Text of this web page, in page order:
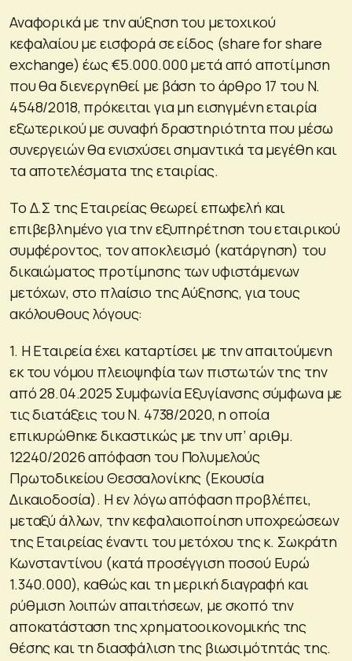
Αναφορικά με την αύξηση του μετοχικού
κεφαλαίου με εισφορά σε είδος (share for share
exchange) έως €5.000.000 μετά από αποτίμηση
που θα διενεργηθεί με βάση το άρθρο 17 του Ν.
4548/2018, πρόκειται για μη εισηγμένη εταιρία
εξωτερικού με συναφή δραστηριότητα που μέσω
συνεργειών θα ενισχύσει σημαντικά τα μεγέθη και
τα αποτελέσματα της εταιρίας.
Το Δ.Σ της Εταιρείας θεωρεί επωφελή και
επιβεβλημένο για την εξυπηρέτηση του εταιρικού
συμφέροντος, τον αποκλεισμό (κατάργηση) του
δικαιώματος προτίμησης των υφιστάμενων
μετόχων, στο πλαίσιο της Αύξησης, για τους
ακόλουθους λόγους:
1. Η Εταιρεία έχει καταρτίσει με την απαιτούμενη
εκ του νόμου πλειοψηφία των πιστωτών της την
από 28.04.2025 Συμφωνία Εξυγίανσης σύμφωνα με
τις διατάξεις του Ν. 4738/2020, η οποία
επικυρώθηκε δικαστικώς με την υπ’ αριθμ.
12240/2026 απόφαση του Πολυμελούς
Πρωτοδικείου Θεσσαλονίκης (Εκουσία
Δικαιοδοσία). Η εν λόγω απόφαση προβλέπει,
μεταξύ άλλων, την κεφαλαιοποίηση υποχρεώσεων
της Εταιρείας έναντι του μετόχου της κ. Σωκράτη
Κωνσταντίνου (κατά προσέγγιση ποσού Ευρώ
1.340.000), καθώς και τη μερική διαγραφή και
ρύθμιση λοιπών απαιτήσεων, με σκοπό την
αποκατάσταση της χρηματοοικονομικής της
θέσης και τη διασφάλιση της βιωσιμότητάς της.